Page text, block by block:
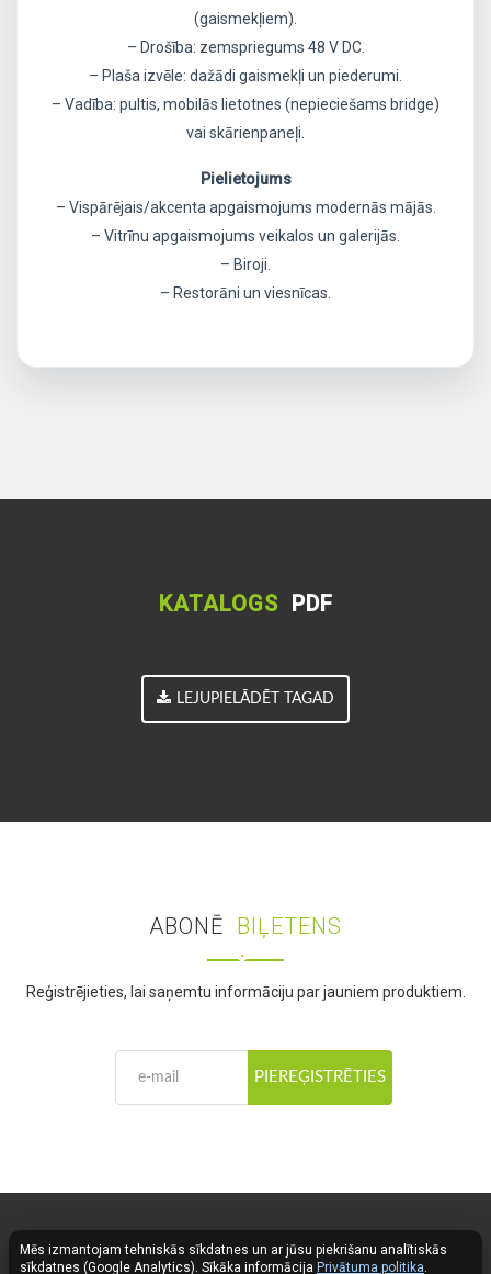
(gaismekļiem).
– Drošība: zemspriegums 48 V DC.
– Plaša izvēle: dažādi gaismekļi un piederumi.
– Vadība: pultis, mobilās lietotnes (nepieciešams bridge)
vai skārienpaneļi.
Pielietojums
– Vispārējais/akcenta apgaismojums modernās mājās.
– Vitrīnu apgaismojums veikalos un galerijās.
– Biroji.
– Restorāni un viesnīcas.
KATALOGS PDF
LEJUPIELĀDĒT TAGAD
ABONĒ BIĻETENS
Reģistrējieties, lai saņemtu informāciju par jauniem produktiem.
PIEREĢISTRĒTIES
Fose LED Lighting © 2026
Mēs izmantojam tehniskās sīkdatnes un ar jūsu piekrišanu analītiskās
sīkdatnes (Google Analytics). Sīkāka informācija Privātuma politika.